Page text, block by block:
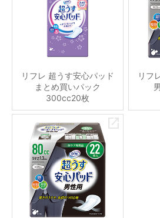
リフレ 超うす安心パッド
まとめ買いパック
300cc20枚
リフ